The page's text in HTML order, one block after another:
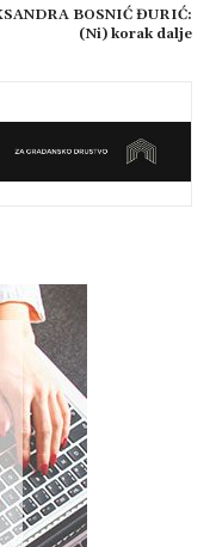
BOSNIĆ ĐURIĆ:
(Ni) korak dalje